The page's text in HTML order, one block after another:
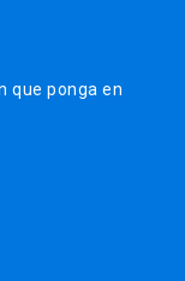
que ponga en